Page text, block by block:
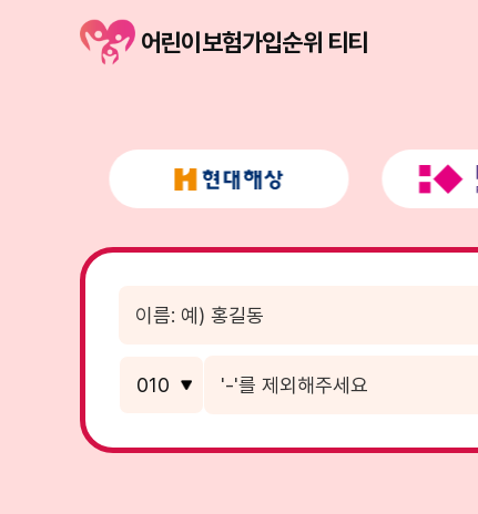
어린이보험가입순위 티티